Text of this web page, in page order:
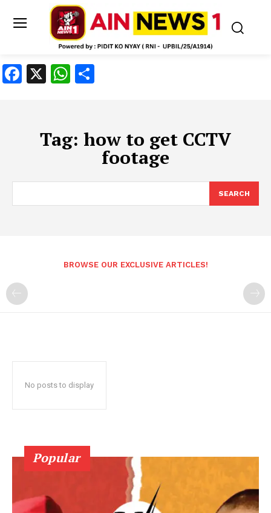
Facebook
X WhatsApp
Tag: how to get CCTV
footage
SEARCH
BROWSE OUR EXCLUSIVE ARTICLES!
No posts to display
Popular